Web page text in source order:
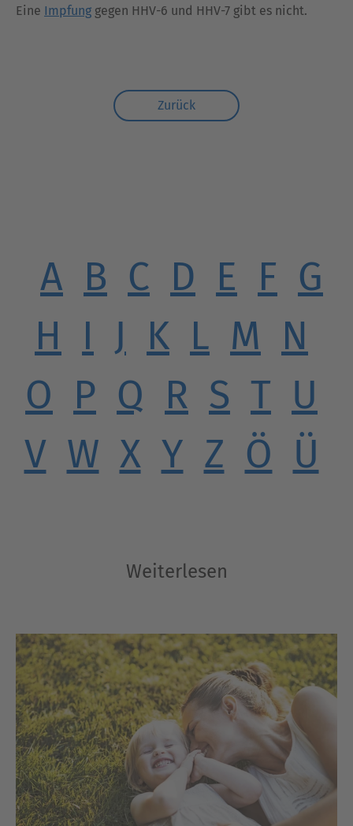
Eine Impfung gegen HHV-6 und HHV-7 gibt es nicht.
Zurück
A B C D E F G
H I J K L M N
O P Q R S T U
V W X Y Z Ö Ü
Weiterlesen